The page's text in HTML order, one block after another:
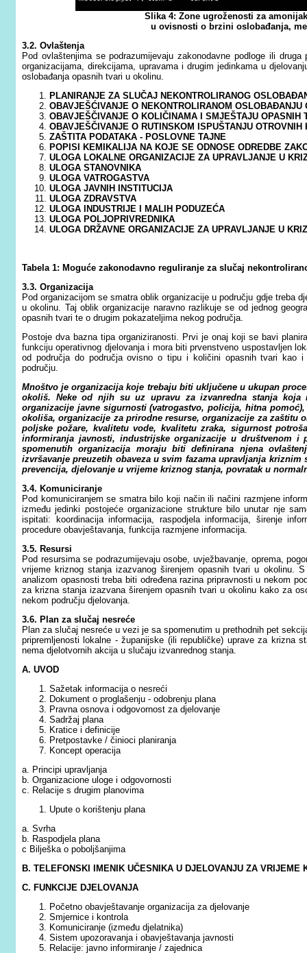
Slika 4: Zone ugroženosti za
u ovisnosti o brzini oslobađanja,
3.2. Ovlaštenja
Pod ovlaštenjima se podrazumijevaju zakonodavne podloge ili
organizacijama, direkcijama, upravama i drugim jedinkama u
oslobađanja opasnih tvari u okolinu.
PLANIRANJE ZA SLUČAJ NEKONTROLIRANOG
OBAVJEŠĆIVANJE O NEKONTROLIRANOM
OBAVJEŠČIVANJE O KOLIČINAMA I SMJEŠTAJU OPASNIH
OBAVJEŠČIVANJE O RUTINSKOM ISPUŠTANJU
ZAŠTITA PODATAKA - POSLOVNE TAJNE
POPISI KEMIKALIJA NA KOJE SE ODNOSE ODREDBE
ULOGA LOKALNE ORGANIZACIJE ZA UPRAVLJANJE U
ULOGA STANOVNIKA
ULOGA VATROGASTVA
ULOGA JAVNIH INSTITUCIJA
ULOGA ZDRAVSTVA
ULOGA INDUSTRIJE I MALIH PODUZEĆA
ULOGA POLJOPRIVREDNIKA
ULOGA DRŽAVNE ORGANIZACIJE ZA UPRAVLJANJE U
Tabela 1: Moguće zakonodavno reguliranje za slučaj
3.3. Organizacija
Pod organizacijom se smatra oblik organizacije u području gdje treba
u okolinu. Taj oblik organizacije naravno razlikuje se od jednog
opasnih tvari te o drugim pokazateljima nekog područja.
Postoje dva bazna tipa organiziranosti. Prvi je onaj koji se bavi
funkciju operativnog djelovanja i mora biti prvenstveno uspostavljen
od područja do područja ovisno o tipu i količini opasnih tvari kao
području.
Mnoštvo je organizacija koje trebaju biti uključene u ukupan
okoliš. Neke od njih su uz upravu za izvanredna stanja koja
organizacije javne sigurnosti (vatrogastvo, policija, hitna
okoliša, organizacije za prirodne resurse, organizacije za zaštitu
poljske požare, kvalitetu vode, kvalitetu zraka, sigurnost
informiranja javnosti, industrijske organizacije u društvenom
spomenutih organizacija moraju biti definirana njena
izvršavanje preuzetih obaveza u svim fazama upravljanja
prevencija, djelovanje u vrijeme kriznog stanja, povratak u
3.4. Komuniciranje
Pod komuniciranjem se smatra bilo koji način ili načini razmjene
između jedinki postojeće organizacione strukture bilo unutar nje
ispitati: koordinacija informacija, raspodjela informacija, širenje
procedure obavještavanja, funkcija razmjene informacija.
3.5. Resursi
Pod resursima se podrazumijevaju osobe, uvježbavanje, oprema,
vrijeme kriznog stanja izazvanog širenjem opasnih tvari u okolinu.
analizom opasnosti treba biti određena razina pripravnosti u nekom
za krizna stanja izazvana širenjem opasnih tvari u okolinu kako za
nekom području djelovanja.
3.6. Plan za slučaj nesreće
Plan za slučaj nesreće u vezi je sa spomenutim u prethodnih pet
pripremljenosti lokalne - županijske (ili republičke) uprave za krizna
nema djelotvornih akcija u slučaju izvanrednog stanja.
A. UVOD
Sažetak informacija o nesreći
Dokument o proglašenju - odobrenju plana
Pravna osnova i odgovornost za djelovanje
Sadržaj plana
Kratice i definicije
Pretpostavke / činioci planiranja
Koncept operacija
a. Principi upravljanja
b. Organizacione uloge i odgovornosti
c. Relacije s drugim planovima
Upute o korištenju plana
a. Svrha
b. Raspodjela plana
c Bilješka o poboljšanjima
B. TELEFONSKI IMENIK UČESNIKA U DJELOVANJU ZA VRIJEME
C. FUNKCIJE DJELOVANJA
Početno obavještavanje organizacija za djelovanje
Smjernice i kontrola
Komuniciranje (između djelatnika)
Sistem upozoravanja i obavještavanja javnosti
Relacije: javno informiranje / zajednica